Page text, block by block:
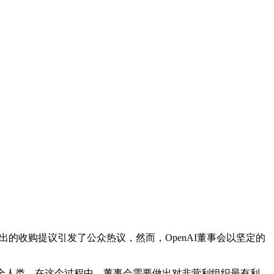
收购提议引发了公众热议，然而，OpenAI董事会以坚定的